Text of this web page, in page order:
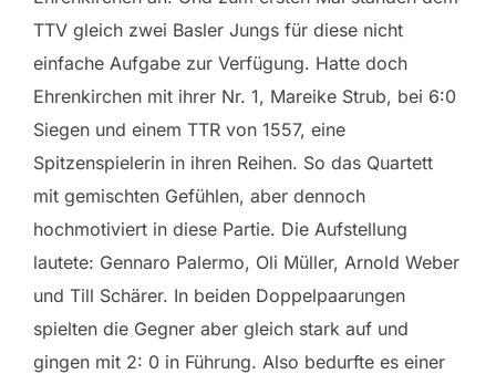
TTV gleich zwei Basler Jungs für diese nicht
einfache Aufgabe zur Verfügung. Hatte doch
Ehrenkirchen mit ihrer Nr. 1, Mareike Strub, bei 6:0
Siegen und einem TTR von 1557, eine
Spitzenspielerin in ihren Reihen. So das Quartett
mit gemischten Gefühlen, aber dennoch
hochmotiviert in diese Partie. Die Aufstellung
lautete: Gennaro Palermo, Oli Müller, Arnold Weber
und Till Schärer. In beiden Doppelpaarungen
spielten die Gegner aber gleich stark auf und
gingen mit 2: 0 in Führung. Also bedurfte es einer